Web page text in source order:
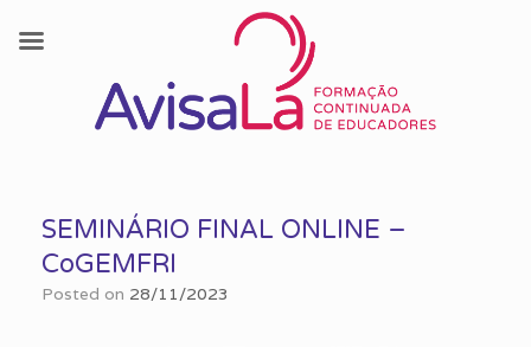
contentSEMINÁRIO FINAL ONLINE –
CoGEMFRI
Posted on 28/11/2023